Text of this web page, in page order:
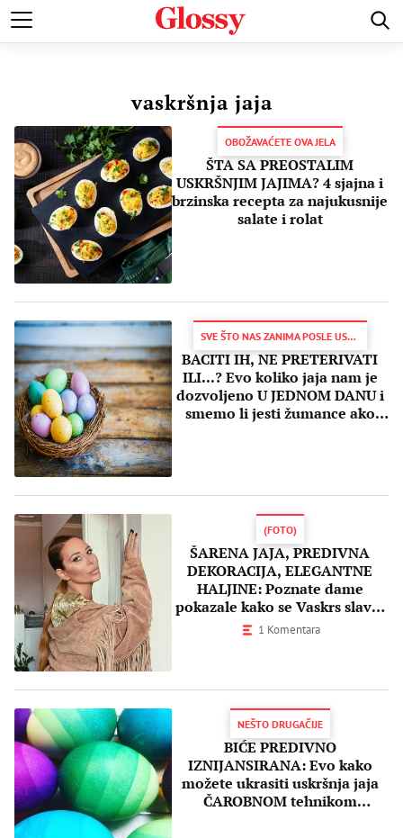
POZNATI MODA I LEPOTA ZDRAVI I SREĆNI LJUBAV
vaskršnja jaja
OBOŽAVAĆETE OVA JELA
ŠTA SA PREOSTALIM
USKRŠNJIM JAJIMA? 4 sjajna i
brzinska recepta za najukusnije
salate i rolat
SVE ŠTO NAS ZANIMA POSLE USKRSA
BACITI IH, NE PRETERIVATI
ILI...? Evo koliko jaja nam je
dozvoljeno U JEDNOM DANU i
smemo li jesti žumance ako
(FOTO)
ŠARENA JAJA, PREDIVNA
DEKORACIJA, ELEGANTNE
HALJINE: Poznate dame
pokazale kako se Vaskrs slavio
u njihovim domovima
1 Komentara
NEŠTO DRUGAČIJE
BIĆE PREDIVNO
IZNIJANSIRANA: Evo kako
možete ukrasiti uskršnja jaja
ČAROBNOM tehnikom